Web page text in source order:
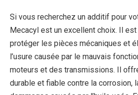
Si vous recherchez un additif pour
Mecacyl est un excellent choix. Il est
protéger les pièces mécaniques et
l’usure causée par le mauvais
moteurs et des transmissions. Il
durable et fiable contre la corrosion,